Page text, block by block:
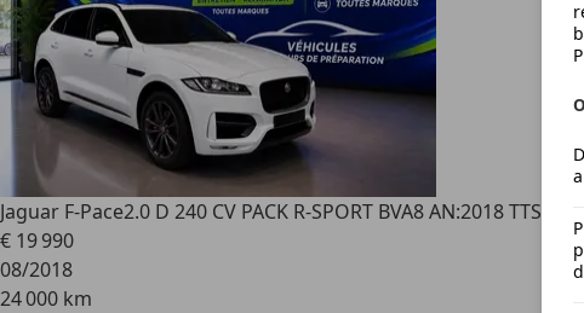
Jaguar F-Pace2.0 D 240 CV PACK R-SPORT BVA8 AN:2018 TTS
€ 19 990
08/2018
24 000 km